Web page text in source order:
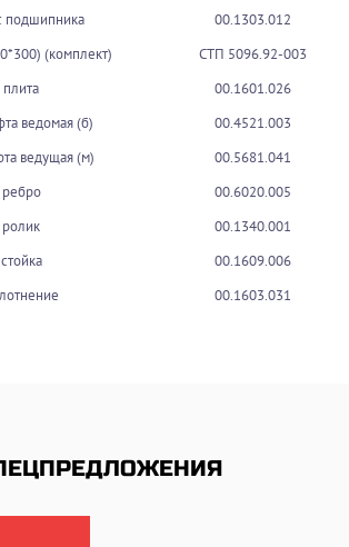
подшипника
00.1303.012
(комплект)
СТП 5096.92-003
плита
00.1601.026
ведомая (б)
00.4521.003
ведущая (м)
00.5681.041
ребро
00.6020.005
ролик
00.1340.001
стойка
00.1609.006
00.1603.031